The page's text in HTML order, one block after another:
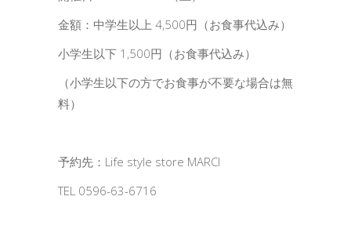
金額：中学生以上 4,500円（お食事代込み）
小学生以下 1,500円（お食事代込み）
（小学生以下の方でお食事が不要な場合は無
料）
予約先：Life style store MARCI
TEL 0596-63-6716